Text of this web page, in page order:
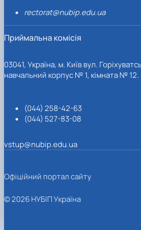
rectorat@nubip.edu.ua
Приймальна комісія
03041, Україна, м. Київ вул.
навчальний корпус № 1, кімната № 12.
(044) 258-42-63
(044) 527-83-08
vstup@nubip.edu.ua
Офіційний портал сайту
© 2026 НУБІП Україна